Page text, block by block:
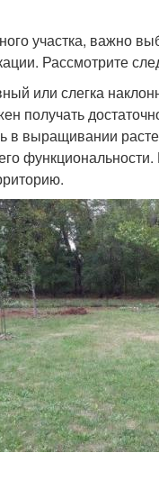
участка, важно
Рассмотрите
или слегка
получать
в выращивании